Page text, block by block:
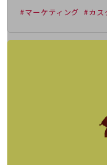
#マーケティング #カス